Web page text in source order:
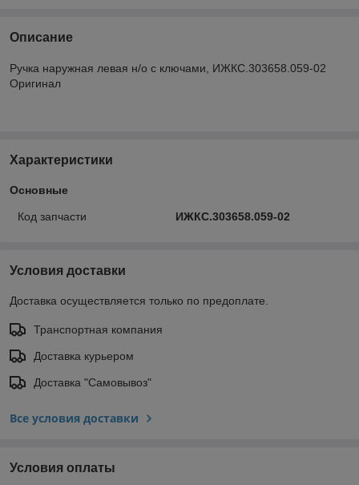
Описание
Ручка наружная левая н/о с ключами, ИЖКС.303658.059-02
Оригинал
Характеристики
Основные
Код запчасти ИЖКС.303658.059-02
Условия доставки
Доставка осуществляется только по предоплате.
Транспортная компания
Доставка курьером
Доставка "Самовывоз"
Все условия доставки
Условия оплаты